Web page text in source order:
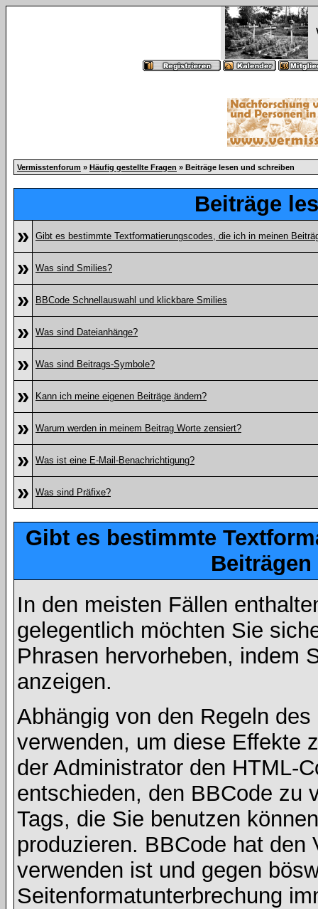
Vermisstenforum » Häufig gestellte Fragen » Beiträge lesen und schreiben
Beiträge
»
Gibt es bestimmte Textformatierungscodes, die ich in meinen
» Was sind Smilies?
» BBCode Schnellauswahl und klickbare Smilies
» Was sind Dateianhänge?
» Was sind Beitrags-Symbole?
» Kann ich meine eigenen Beiträge ändern?
» Warum werden in meinem Beitrag Worte zensiert?
» Was ist eine E-Mail-Benachrichtigung?
» Was sind Präfixe?
Gibt es bestimmte
In den meisten Fällen
gelegentlich möchten Sie
Phrasen hervorheben, indem
anzeigen.
Abhängig von den Regeln
verwenden, um diese Effekte
der Administrator den HTML-
entschieden, den BBCode zu
Tags, die Sie benutzen
produzieren. BBCode hat
verwenden ist und gegen
Seitenformatunterbrechung